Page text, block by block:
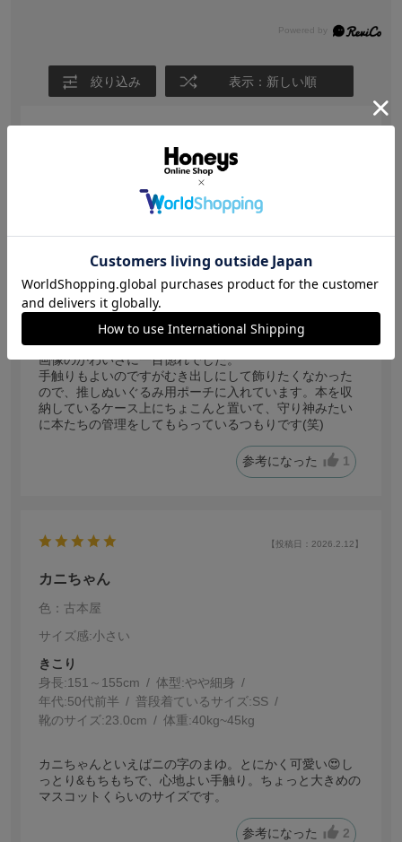
絞り込み 表示：新しい順
さっちゃん
身長:161～165cm 体型: 普通 年代:40代前半
普段着ているサイズ:
L 靴のサイズ:
体重:56kg~60kg
画像のかわいさに一目惚れでした。
手触りもよいのですがむき出しにして飾りたくなかった
ので、推しぬいぐるみ用ポーチに入れています。本を収
納しているケース上にちょこんと置いて、守り神みたい
に本たちの管理をしてもらっているつもりです(笑)
参考になった 1
【投稿日：2026.2.12】
カニちゃん
色：古本屋
サイズ感:小さい
きこり
身長:151～155cm 体型:細身
年代:50代前半 普段着ているサイズ:SS
靴のサイズ:23.0cm 体重:40kg~45kg
カニちゃんといえばニの字のまゆ。とにかく可愛い😍し
っとり&もちもちで、心地よい手触り。ちょっと大きめの
マスコットくらいのサイズです。
参考になった 2